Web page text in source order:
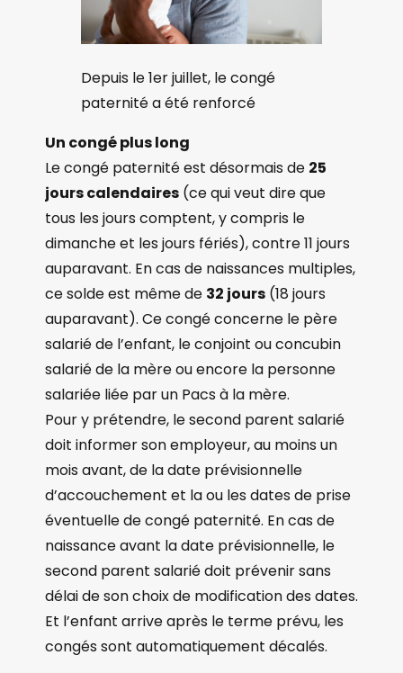
Depuis le 1er juillet, le congé
paternité a été renforcé
Un congé plus long
Le congé paternité est désormais de 25
jours calendaires (ce qui veut dire que
tous les jours comptent, y compris le
dimanche et les jours fériés), contre 11 jours
auparavant. En cas de naissances multiples,
ce solde est même de 32 jours (18 jours
auparavant). Ce congé concerne le père
salarié de l’enfant, le conjoint ou concubin
salarié de la mère ou encore la personne
salariée liée par un Pacs à la mère.
Pour y prétendre, le second parent salarié
doit informer son employeur, au moins un
mois avant, de la date prévisionnelle
d’accouchement et la ou les dates de prise
éventuelle de congé paternité. En cas de
naissance avant la date prévisionnelle, le
second parent salarié doit prévenir sans
délai de son choix de modification des dates.
Et l’enfant arrive après le terme prévu, les
congés sont automatiquement décalés.